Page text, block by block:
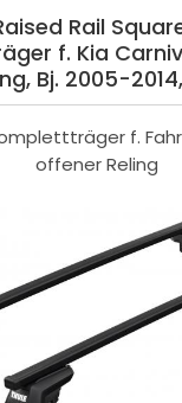
Rail
f. Kia
Bj. 2005-
f.
offener Reling